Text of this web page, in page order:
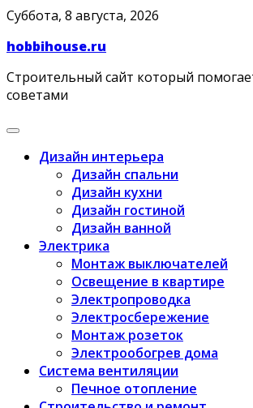
Skip
content
Суббота, 8 августа, 2026
hobbihouse.ru
Строительный сайт который
советами
Дизайн интерьера
Дизайн спальни
Дизайн кухни
Дизайн гостиной
Дизайн ванной
Электрика
Монтаж выключателей
Освещение в квартире
Электропроводка
Электросбережение
Монтаж розеток
Электрообогрев дома
Система вентиляции
Печное отопление